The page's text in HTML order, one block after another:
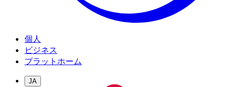
個人
ビジネス
プラットホーム
JA